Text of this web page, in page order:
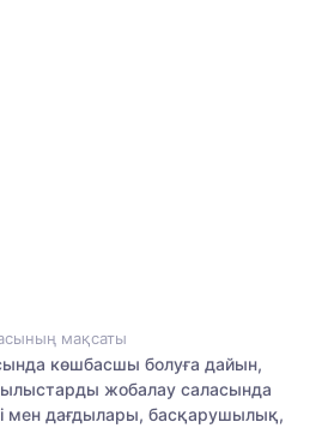
мақсаты
көшбасшы болуға дайын,
жобалау саласында
мен дағдылары, басқарушылық,